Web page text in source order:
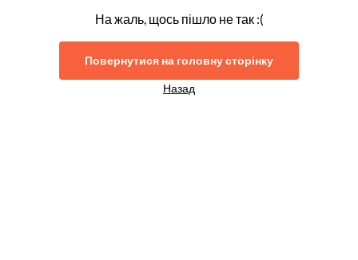
На жаль, щось пішло не так :(
Повернутися на головну сторінку
Назад